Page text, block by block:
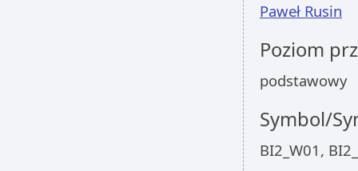
Paweł Rusin
Poziom
podstawowy
Symbol/
BI2_W01,